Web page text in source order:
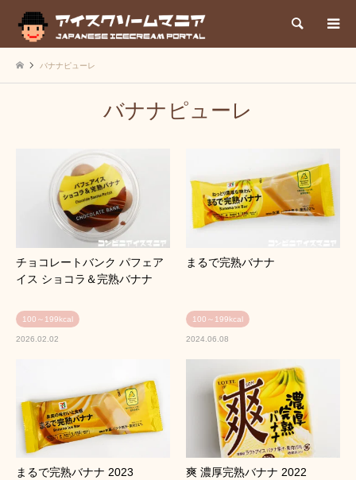
検索
バナナピューレ
バナナピューレ
チョコレートバンク パフェア
イス ショコラ＆完熟バナナ
100～199kcal
2026.02.02
まるで完熟バナナ
100～199kcal
2024.06.08
まるで完熟バナナ 2023 爽 濃厚完熟バナナ 2022